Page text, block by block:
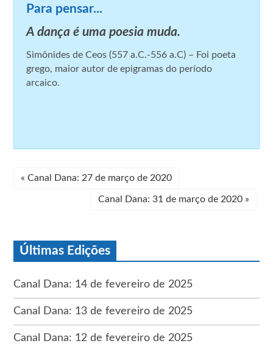
Para pensar...
A dança é uma poesia muda.
Simônides de Ceos (557 a.C.-556 a.C) – Foi poeta
grego, maior autor de epigramas do período
arcaico.
« Canal Dana: 27 de março de 2020
Canal Dana: 31 de março de 2020 »
Últimas Edições
Canal Dana: 14 de fevereiro de 2025
Canal Dana: 13 de fevereiro de 2025
Canal Dana: 12 de fevereiro de 2025